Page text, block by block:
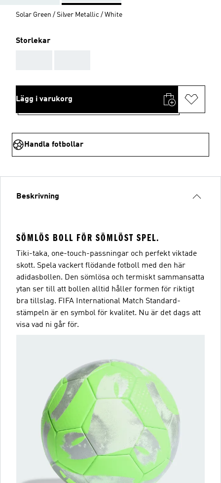
Solar Green / Silver Metallic / White
Storlekar
Lägg i varukorg
Handla fotbollar
Beskrivning
SÖMLÖS BOLL FÖR SÖMLÖST SPEL.
Tiki-taka, one-touch-passningar och perfekt viktade
skott. Spela vackert flödande fotboll med den här
adidasbollen. Den sömlösa och termiskt sammansatta
ytan ser till att bollen alltid håller formen för riktigt
bra tillslag. FIFA International Match Standard-
stämpeln är en symbol för kvalitet. Nu är det dags att
visa vad ni går för.